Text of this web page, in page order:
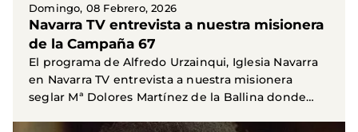
Domingo, 08 Febrero, 2026
Navarra TV entrevista a nuestra misionera
de la Campaña 67
El programa de Alfredo Urzainqui, Iglesia Navarra
en Navarra TV entrevista a nuestra misionera
seglar Mª Dolores Martínez de la Ballina donde